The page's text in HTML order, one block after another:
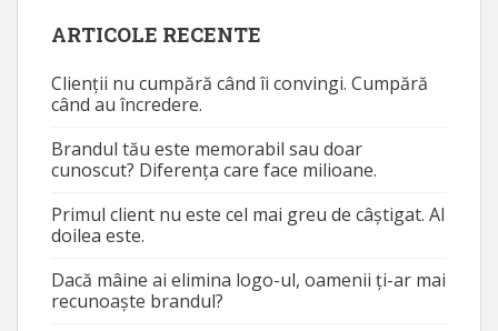
ARTICOLE RECENTE
Clienții nu cumpără când îi convingi. Cumpără
când au încredere.
Brandul tău este memorabil sau doar
cunoscut? Diferența care face milioane.
Primul client nu este cel mai greu de câștigat. Al
doilea este.
Dacă mâine ai elimina logo-ul, oamenii ți-ar mai
recunoaște brandul?